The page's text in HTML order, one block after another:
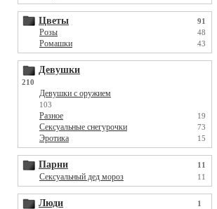
Цветы 91
Розы 48
Ромашки 43
Девушки
210
Девушки с оружием
103
Разное 19
Сексуальные снегурочки 73
Эротика 15
Парни 11
Сексуальный дед мороз 11
Люди 1